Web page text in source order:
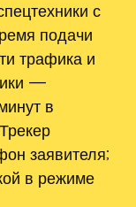
с
подачи
трафика и
—
в
заявителя;
в режиме